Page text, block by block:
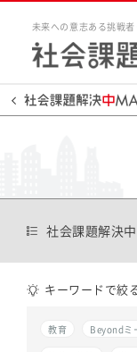
未来への意志ある挑戦
社会課題解決
キーワードで絞
教育 Beyondミ